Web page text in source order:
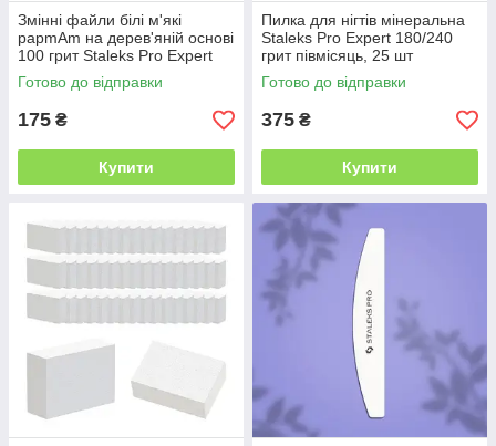
Змінні файли білі м'які
papmAm на дерев'яній основі
100 грит Staleks Pro Expert
Soft 20, 25 шт
Готово до відправки
175 ₴
Купити
Пилка для нігтів мінеральна
Staleks Pro Expert 180/240
грит півмісяць, 25 шт
Готово до відправки
375 ₴
Купити